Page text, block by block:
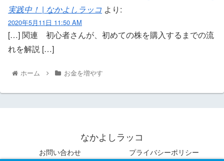
実践中！ | なかよしラッコ より:
2020年5月11日 11:50 AM
[…] 関連 初心者さんが、初めての株を購入するまでの流
れを解説 […]
ホーム お金を増やす
なかよしラッコ
お問い合わせ プライバシーポリシー